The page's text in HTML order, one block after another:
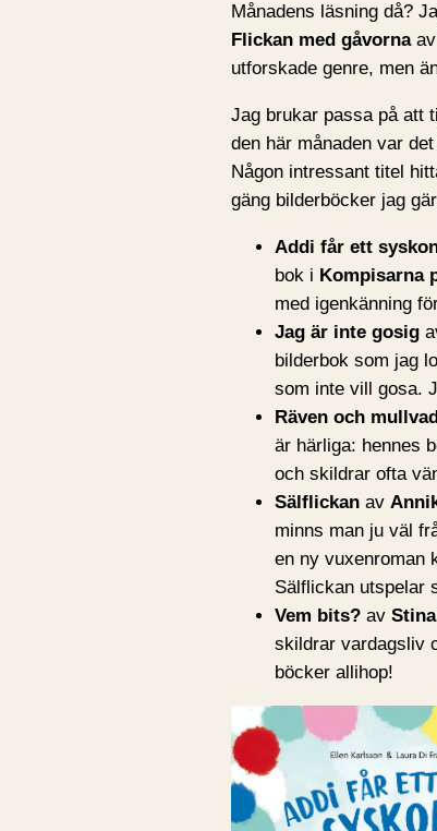
Månadens läsning då?
Flickan med gåvorna av
utforskade genre, men
Jag brukar passa på att
den här månaden var
Någon intressant titel
gäng bilderböcker jag
Addi får ett
bok i Kompisarna
med igenkänning
Jag är inte gosig
bilderbok som jag
som inte vill gosa.
Räven och
är härliga: hennes
och skildrar ofta
Sälflickan av
minns man ju väl
en ny vuxenroman
Sälflickan utspelar
Vem bits? av
skildrar vardagsliv
böcker allihop!